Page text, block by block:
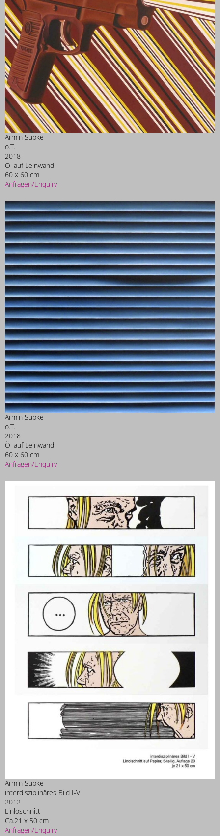
Armin Subke
o.T.
2018
Öl auf Leinwand
60 x 60 cm
Anfragen/Enquiry
Armin Subke
o.T.
2018
Öl auf Leinwand
60 x 60 cm
Anfragen/Enquiry
Armin Subke
interdisziplinäres Bild I-V
2012
Linloschnitt
Ca.21 x 50 cm
Anfragen/Enquiry